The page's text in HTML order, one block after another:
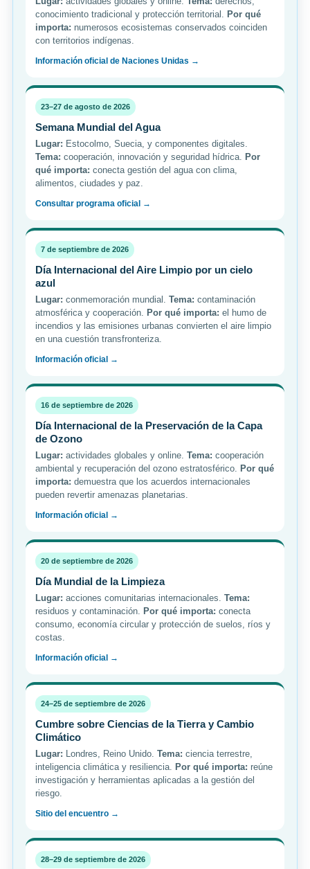
conocimiento tradicional y protección territorial. Por qué
importa: numerosos ecosistemas conservados coinciden
con territorios indígenas.
Información oficial de Naciones Unidas →
23–27 de agosto de 2026
Semana Mundial del Agua
Lugar: Estocolmo, Suecia, y componentes digitales.
Tema: cooperación, innovación y seguridad hídrica. Por
qué importa: conecta gestión del agua con clima,
alimentos, ciudades y paz.
Consultar programa oficial →
7 de septiembre de 2026
Día Internacional del Aire Limpio por un cielo
azul
Lugar: conmemoración mundial. Tema: contaminación
atmosférica y cooperación. Por qué importa: el humo de
incendios y las emisiones urbanas convierten el aire limpio
en una cuestión transfronteriza.
Información oficial →
16 de septiembre de 2026
Día Internacional de la Preservación de la Capa
de Ozono
Lugar: actividades globales y online. Tema: cooperación
ambiental y recuperación del ozono estratosférico. Por qué
importa: demuestra que los acuerdos internacionales
pueden revertir amenazas planetarias.
Información oficial →
20 de septiembre de 2026
Día Mundial de la Limpieza
Lugar: acciones comunitarias internacionales. Tema:
residuos y contaminación. Por qué importa: conecta
consumo, economía circular y protección de suelos, ríos y
costas.
Información oficial →
24–25 de septiembre de 2026
Cumbre sobre Ciencias de la Tierra y Cambio
Climático
Lugar: Londres, Reino Unido. Tema: ciencia terrestre,
inteligencia climática y resiliencia. Por qué importa: reúne
investigación y herramientas aplicadas a la gestión del
riesgo.
Sitio del encuentro →
28–29 de septiembre de 2026